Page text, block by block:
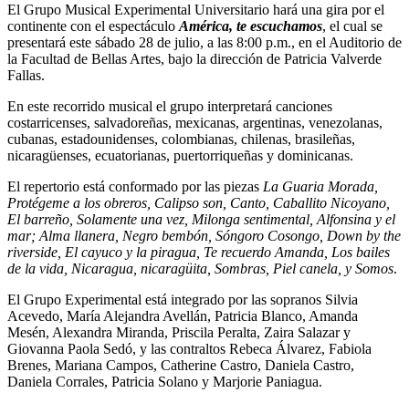
El Grupo Musical Experimental Universitario hará una gira por el
continente con el espectáculo América, te escuchamos, el cual se
presentará este sábado 28 de julio, a las 8:00 p.m., en el Auditorio de
la Facultad de Bellas Artes, bajo la dirección de Patricia Valverde
Fallas.
En este recorrido musical el grupo interpretará canciones
costarricenses, salvadoreñas, mexicanas, argentinas, venezolanas,
cubanas, estadounidenses, colombianas, chilenas, brasileñas,
nicaragüenses, ecuatorianas, puertorriqueñas y dominicanas.
El repertorio está conformado por las piezas La Guaria Morada,
Protégeme a los obreros, Calipso son, Canto, Caballito Nicoyano,
El barreño, Solamente una vez, Milonga sentimental, Alfonsina y el
mar; Alma llanera, Negro bembón, Sóngoro Cosongo, Down by the
riverside, El cayuco y la piragua, Te recuerdo Amanda, Los bailes
de la vida, Nicaragua, nicaragüita, Sombras, Piel canela, y Somos.
El Grupo Experimental está integrado por las sopranos Silvia
Acevedo, María Alejandra Avellán, Patricia Blanco, Amanda
Mesén, Alexandra Miranda, Priscila Peralta, Zaira Salazar y
Giovanna Paola Sedó, y las contraltos Rebeca Álvarez, Fabiola
Brenes, Mariana Campos, Catherine Castro, Daniela Castro,
Daniela Corrales, Patricia Solano y Marjorie Paniagua.